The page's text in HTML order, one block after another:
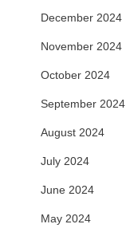
December 2024
November 2024
October 2024
September 2024
August 2024
July 2024
June 2024
May 2024